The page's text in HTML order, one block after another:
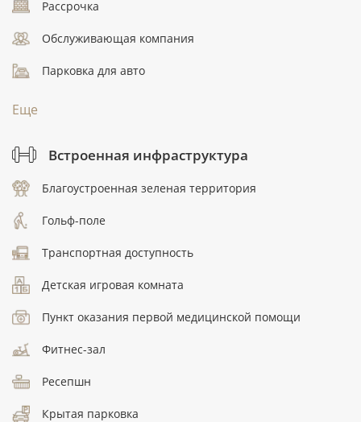
Рассрочка
Обслуживающая компания
Парковка для авто
Еще
Встроенная инфраструктура
Благоустроенная зеленая территория
Гольф-поле
Транспортная доступность
Детская игровая комната
Пункт оказания первой медицинской помощи
Фитнес-зал
Ресепшн
Крытая парковка